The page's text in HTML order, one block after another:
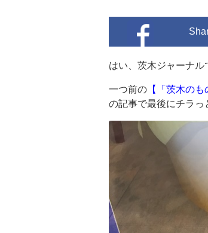
はい、茨木ジャーナル
一つ前の 【「茨木の
の記事で最後にチラっ